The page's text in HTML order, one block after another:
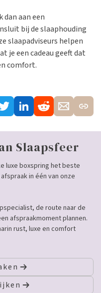
dan aan een
bij de slaaphouding
slaapadviseurs helpen
je een cadeau geeft dat
comfort.
Slaapsfeer
luxe boxspring het beste
in één van onze
de route naar de
afspraakmoment plannen.
rust, luxe en comfort